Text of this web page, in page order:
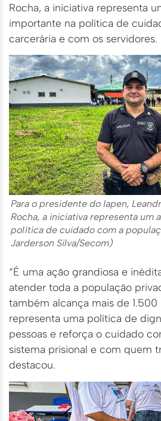
Rocha, a iniciativa representa
importante na política de
carcerária e com os servidores.
Para o presidente do Iapen,
Rocha, a iniciativa representa um
política de cuidado com a
Jarderson Silva/Secom)
“É uma ação grandiosa e
atender toda a população
também alcança mais de 1.500
representa uma política de
pessoas e reforça o cuidado
sistema prisional e com quem
destacou.